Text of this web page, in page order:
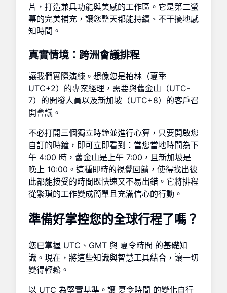
片，打造兼具功能與美感的工作區。它是第二螢
幕的完美補充，讓您整天都能持續、不干擾地感
知時間。
真實情境：跨洲會議排程
讓我們實際演練。想像您是柏林（夏季
UTC+2）的專案經理，需要與舊金山（UTC-
7）的開發人員以及新加坡（UTC+8）的客戶召
開會議。
不必打開三個獨立時鐘並進行心算，只要開啟您
自訂的時鐘，即可立即看到：當您當地時間為下
午 4:00 時，舊金山是上午 7:00，且新加坡是
晚上 10:00。這種即時的視覺回饋，使得找出彼
此都能接受的時間既快速又不易出錯。它將排程
從繁瑣的工作變成簡單且充滿信心的行動。
準備好掌控您的全球行程了嗎？
您已掌握 UTC、GMT 與 夏令時間 的基礎知
識。現在，將這些知識與智慧工具結合，讓一切
變得輕鬆。
以 UTC 為堅實基準。讓 夏令時間 的變化自行